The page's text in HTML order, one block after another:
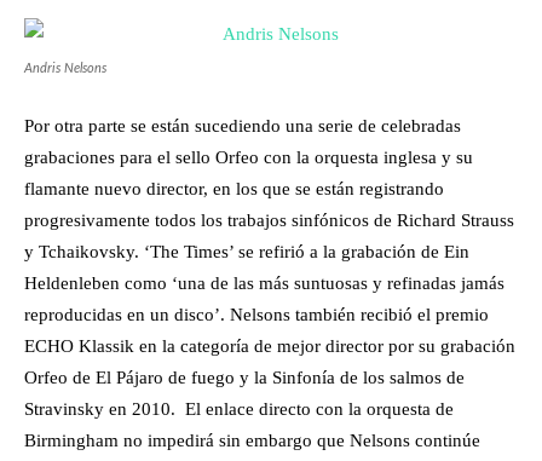
Andris Nelsons
Por otra parte se están sucediendo una serie de celebradas
grabaciones para el sello Orfeo con la orquesta inglesa y su
flamante nuevo director, en los que se están registrando
progresivamente todos los trabajos sinfónicos de Richard Strauss
y Tchaikovsky. ‘The Times’ se refirió a la grabación de Ein
Heldenleben como ‘una de las más suntuosas y refinadas jamás
reproducidas en un disco’. Nelsons también recibió el premio
ECHO Klassik en la categoría de mejor director por su grabación
Orfeo de El Pájaro de fuego y la Sinfonía de los salmos de
Stravinsky en 2010. El enlace directo con la orquesta de
Birmingham no impedirá sin embargo que Nelsons continúe